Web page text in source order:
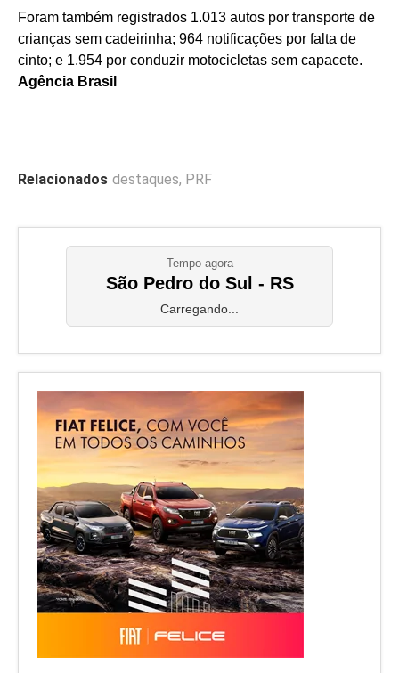
Foram também registrados 1.013 autos por transporte de
crianças sem cadeirinha; 964 notificações por falta de
cinto; e 1.954 por conduzir motocicletas sem capacete.
Agência Brasil
Relacionados destaques, PRF
Tempo agora
São Pedro do Sul - RS
Carregando...